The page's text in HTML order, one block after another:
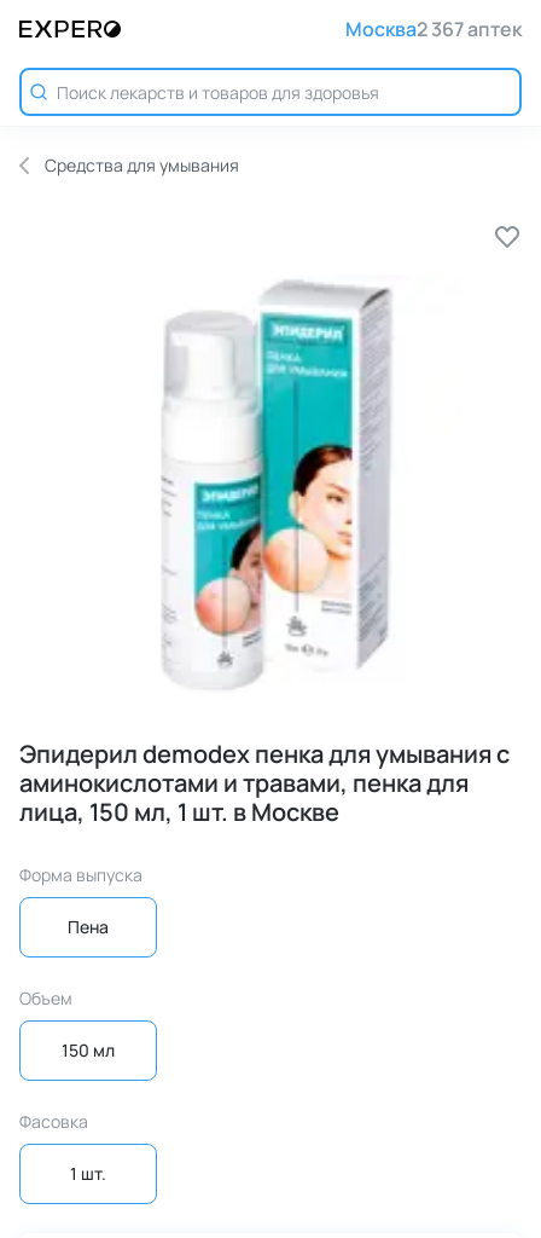
Москва2 367 аптек
Средства для умывания
Эпидерил demodex пенка для умывания с
аминокислотами и травами, пенка для
лица, 150 мл, 1 шт. в Москве
Форма выпуска
Пена
Объем
150 мл
Фасовка
1 шт.